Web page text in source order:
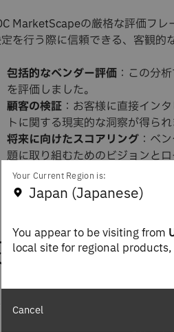
MarketScapeの厳格な評価フレ
を行う際に信頼できる、客観的
包括的なベンダー評価 ：この分
を評価しました。
顧客の検証 ：お客様に直接イン
トに関する現実的な洞察が得られ
将来に向けたスコアリング ：ベ
題に取り組むためのビジョンと
市場でのプレゼンス要因
：この
ついても考慮されています。
技術革新
：特にAIの能力、統合
の評価が
ートには次のように書かれていま
Your Current Region is:
Japan (Japanese)
You appear to be visiting from
local site for regional
Cancel